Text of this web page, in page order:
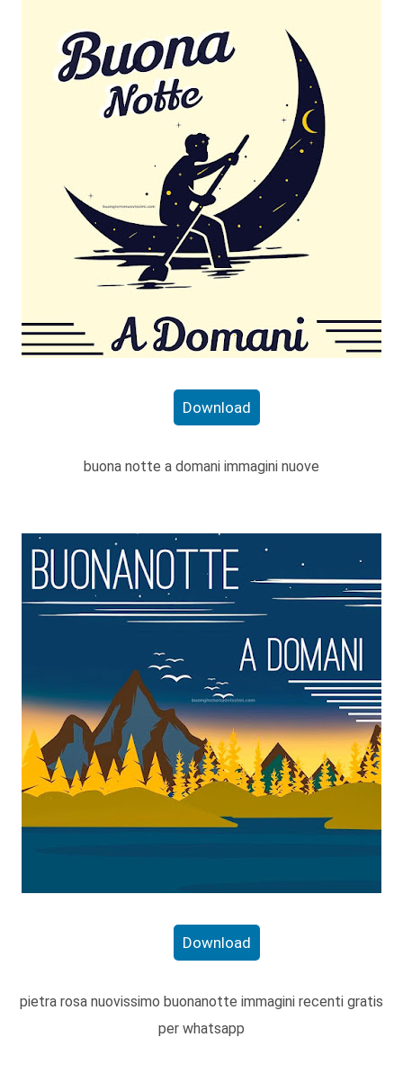
Download
buona notte a domani immagini nuove
Download
pietra rosa nuovissimo buonanotte immagini recenti gratis
per whatsapp